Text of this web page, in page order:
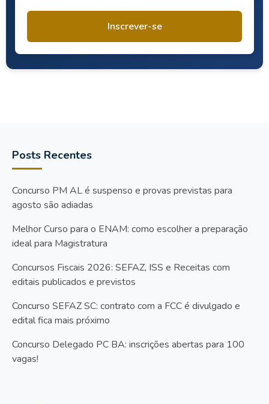
Inscrever-se
Posts Recentes
Concurso PM AL é suspenso e provas previstas para
agosto são adiadas
Melhor Curso para o ENAM: como escolher a preparação
ideal para Magistratura
Concursos Fiscais 2026: SEFAZ, ISS e Receitas com
editais publicados e previstos
Concurso SEFAZ SC: contrato com a FCC é divulgado e
edital fica mais próximo
Concurso Delegado PC BA: inscrições abertas para 100
vagas!